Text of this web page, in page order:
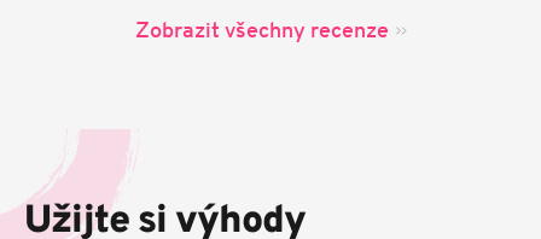
Zobrazit všechny recenze
a Užijte si výhody